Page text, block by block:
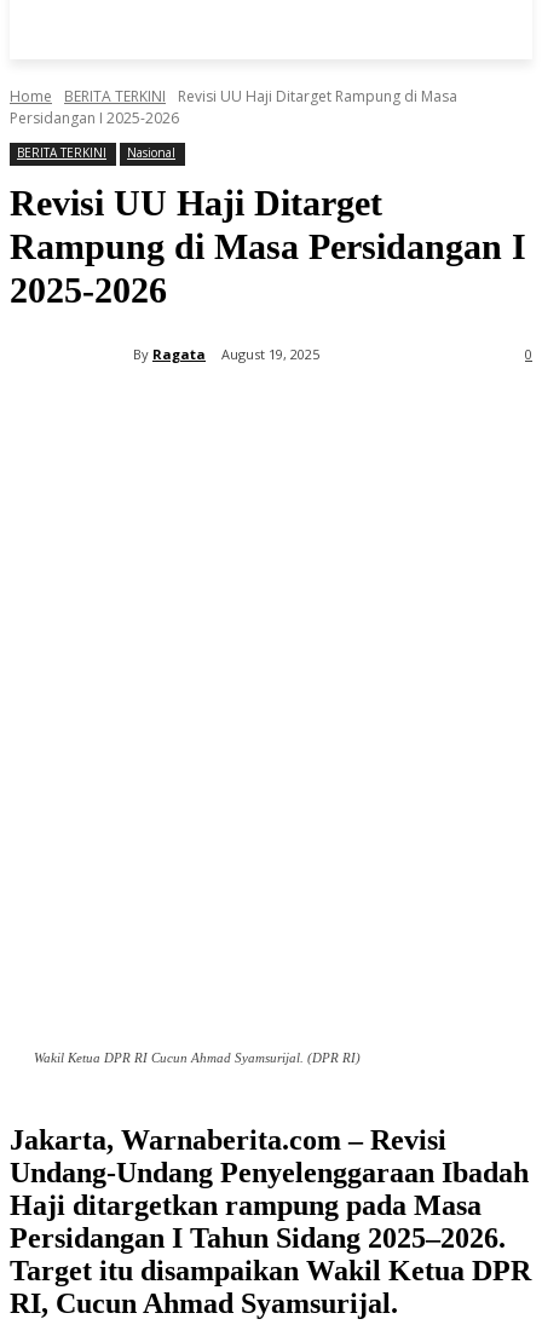
Home BERITA TERKINI
Revisi UU Haji Ditarget Rampung di Masa
Persidangan I 2025-2026
BERITA TERKINI Nasional
Revisi UU Haji Ditarget
Rampung di Masa Persidangan I
2025-2026
By Ragata August 19, 2025 0
Wakil Ketua DPR RI Cucun Ahmad Syamsurijal. (DPR RI)
Jakarta, Warnaberita.com – Revisi
Undang-Undang Penyelenggaraan Ibadah
Haji ditargetkan rampung pada Masa
Persidangan I Tahun Sidang 2025–2026.
Target itu disampaikan Wakil Ketua DPR
RI, Cucun Ahmad Syamsurijal.